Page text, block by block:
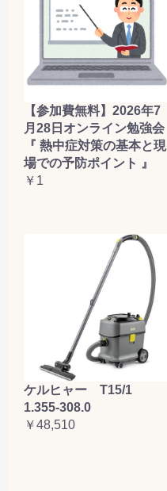
お買い物を続ける
【参加費無料】2026年7
月28日オンライン勉強会
『 熱中症対策の基本と現
場での予防ポイント 』
￥1
ケルヒャー T15/1
1.355-308.0
￥48,510